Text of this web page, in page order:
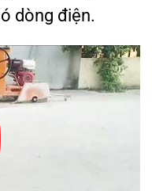
dòng điện.